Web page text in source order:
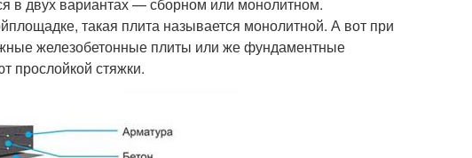
такая плита называется монолитной. А вот при
железобетонные плиты или же фундаментные
прослойкой стяжки.